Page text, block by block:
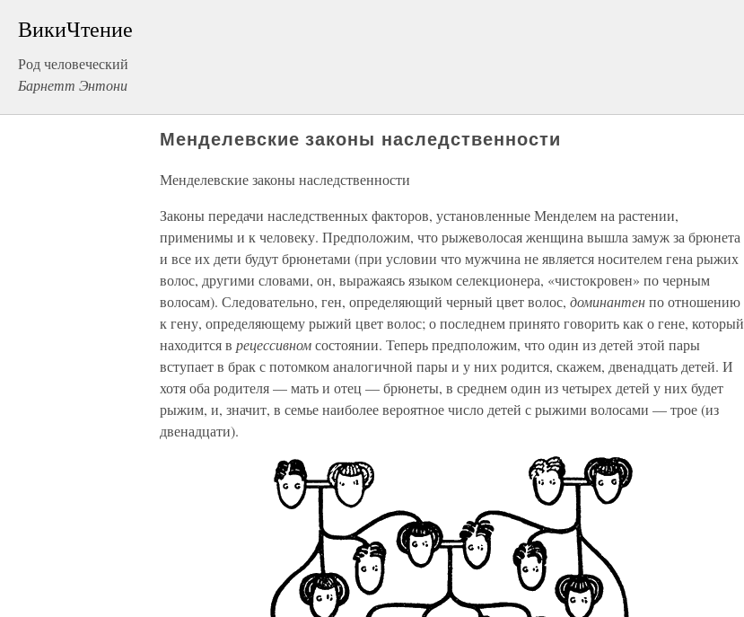
ВикиЧтение
Род человеческий
Барнетт Энтони
Менделевские законы наследственности
Менделевские законы наследственности
Законы передачи наследственных факторов, установленные Менделем на растении,
применимы и к человеку. Предположим, что рыжеволосая женщина вышла замуж за брюнета
и все их дети будут брюнетами (при условии что мужчина не является носителем гена рыжих
волос, другими словами, он, выражаясь языком селекционера, «чистокровен» по черным
волосам). Следовательно, ген, определяющий черный цвет волос, доминантенпо отношению
к гену, определяющему рыжий цвет волос; о последнем принято говорить как о гене, который
находится в рецессивномсостоянии. Теперь предположим, что один из детей этой пары
вступает в брак с потомком аналогичной пары и у них родится, скажем, двенадцать детей. И
хотя оба родителя — мать и отец — брюнеты, в среднем один из четырех детей у них будет
рыжим, и, значит, в семье наиболее вероятное число детей с рыжими волосами — трое (из
двенадцати).